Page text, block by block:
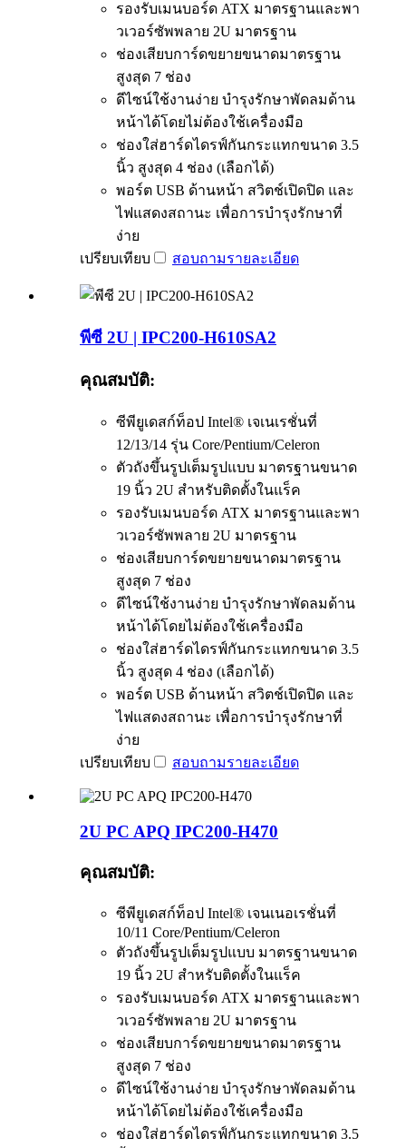
รองรับเมนบอร์ด ATX มาตรฐานและพา
วเวอร์ซัพพลาย 2U มาตรฐาน
ช่องเสียบการ์ดขยายขนาดมาตรฐาน
สูงสุด 7 ช่อง
ดีไซน์ใช้งานง่าย บำรุงรักษาพัดลมด้าน
หน้าได้โดยไม่ต้องใช้เครื่องมือ
ช่องใส่ฮาร์ดไดรฟ์กันกระแทกขนาด 3.5
นิ้ว สูงสุด 4 ช่อง (เลือกได้)
พอร์ต USB ด้านหน้า สวิตช์เปิดปิด และ
ไฟแสดงสถานะ เพื่อการบำรุงรักษาที่
ง่าย
เปรียบเทียบ
สอบถามรายละเอียด
พีซี 2U | IPC200-H610SA2
คุณสมบัติ:
ซีพียูเดสก์ท็อป Intel® เจเนเรชั่นที่
12/13/14 รุ่น Core/Pentium/Celeron
ตัวถังขึ้นรูปเต็มรูปแบบ มาตรฐานขนาด
19 นิ้ว 2U สำหรับติดตั้งในแร็ค
รองรับเมนบอร์ด ATX มาตรฐานและพา
วเวอร์ซัพพลาย 2U มาตรฐาน
ช่องเสียบการ์ดขยายขนาดมาตรฐาน
สูงสุด 7 ช่อง
ดีไซน์ใช้งานง่าย บำรุงรักษาพัดลมด้าน
หน้าได้โดยไม่ต้องใช้เครื่องมือ
ช่องใส่ฮาร์ดไดรฟ์กันกระแทกขนาด 3.5
นิ้ว สูงสุด 4 ช่อง (เลือกได้)
พอร์ต USB ด้านหน้า สวิตช์เปิดปิด และ
ไฟแสดงสถานะ เพื่อการบำรุงรักษาที่
ง่าย
เปรียบเทียบ
สอบถามรายละเอียด
2U PC APQ IPC200-H470
คุณสมบัติ:
ซีพียูเดสก์ท็อป Intel® เจนเนอเรชั่นที่
10/11 Core/Pentium/Celeron
ตัวถังขึ้นรูปเต็มรูปแบบ มาตรฐานขนาด
19 นิ้ว 2U สำหรับติดตั้งในแร็ค
รองรับเมนบอร์ด ATX มาตรฐานและพา
วเวอร์ซัพพลาย 2U มาตรฐาน
ช่องเสียบการ์ดขยายขนาดมาตรฐาน
สูงสุด 7 ช่อง
ดีไซน์ใช้งานง่าย บำรุงรักษาพัดลมด้าน
หน้าได้โดยไม่ต้องใช้เครื่องมือ
ช่องใส่ฮาร์ดไดรฟ์กันกระแทกขนาด 3.5